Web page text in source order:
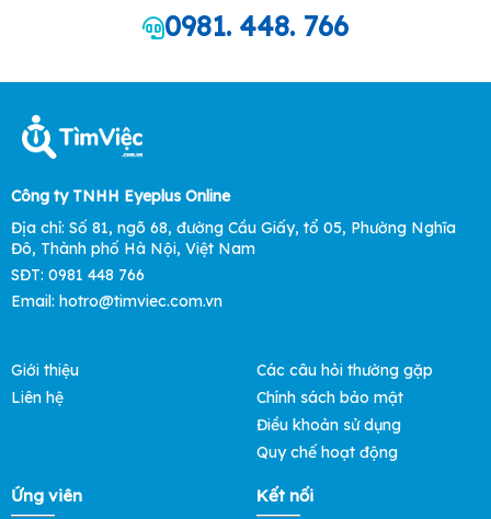
0981. 448. 766
Công ty TNHH Eyeplus Online
Địa chỉ: Số 81, ngõ 68, đường Cầu Giấy, tổ 05, Phường Nghĩa
Đô, Thành phố Hà Nội, Việt Nam
SĐT: 0981 448 766
Email: hotro@timviec.com.vn
Giới thiệu
Liên hệ
Các câu hỏi thường gặp
Chính sách bảo mật
Điều khoản sử dụng
Quy chế hoạt động
Ứng viên Kết nối